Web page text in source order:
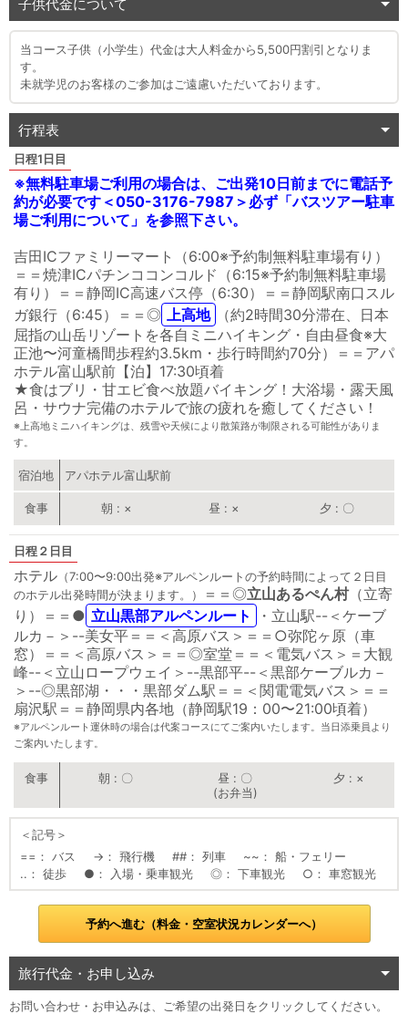
子供代金について
当コース子供（小学生）代金は大人料金から5,500円割引となりま
す。
未就学児のお客様のご参加はご遠慮いただいております。
行程表
1日目
※無料駐車場ご利用の場合は、ご出発10日前までに電話予
約が必要です＜050-3176-7987＞必ず「バスツアー駐車
場ご利用について」を参照下さい。
吉田ICファミリーマート（6:00※予約制無料駐車場有り）
＝＝焼津ICパチンココンコルド（6:15※予約制無料駐車場
有り）＝＝静岡IC高速バス停（6:30）＝＝静岡駅南口スル
ガ銀行（6:45）＝＝ ◎ 上高地
（約2時間30分滞在、日本
屈指の山岳リゾートを各自ミニハイキング・自由昼食※大
正池〜河童橋間歩程約3.5km・歩行時間約70分）＝＝アパ
ホテル富山駅前【泊】17:30頃着
★食はブリ・甘エビ食べ放題バイキング！大浴場・露天風
呂・サウナ完備のホテルで旅の疲れを癒してください！
※上高地ミニハイキングは、残雪や天候により散策路が制限される可能性がありま
す。
宿泊地 アパホテル富山駅前
朝 × 昼 × 夕 〇
２日目
ホテル （7:00〜9:00出発※アルペンルートの予約時間によって２日目
のホテル出発時間が決まります。）
＝＝ ◎立山あるぺん村（立寄
り）＝＝ ● 立山黒部アルペンルート
・立山駅--＜ケーブ
ルカ－＞--美女平＝＝＜高原バス＞＝＝ ○弥陀ヶ原（車
窓）＝＝＜高原バス＞＝＝ ◎室堂＝＝＜電気バス＞＝大観
峰--＜立山ロープウェイ＞--黒部平--＜黒部ケーブルカ－
＞--◎黒部湖・・・黒部ダム駅＝＝＜関電電気バス＞＝＝
扇沢駅＝＝静岡県内各地（静岡駅19：00〜21:00頃着）
※アルペンルート運休時の場合は代案コースにてご案内いたします。当日添乗員より
ご案内いたします。
朝 〇 昼
〇
(お弁当)
夕 ×
＜記号＞
==
バス → 飛行機 ## 列車 ~~
船・フェリー
..
徒歩 ● 入場・乗車観光 ◎ 下車観光 ○ 車窓観光
予約へ進む（料金・空室状況カレンダーへ）
旅行代金・お申し込み
お問い合わせ・お申込みは、ご希望の出発日をクリックしてください。